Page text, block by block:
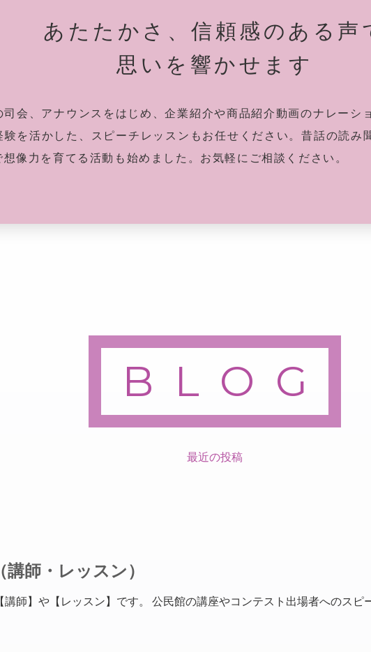
あたたかさ、信頼感のある声
思いを響かせます
司会、アナウンスをはじめ、企業紹介や商品紹介動画のナレーシ
験を活かした、スピーチレッスンもお任せください。昔話の読み
像力を育てる活動も始めました。お気軽にご相談ください。
BLOG
最近の投稿
師・レッスン）
師】や【レッスン】です。 公民館の講座やコンテスト出場者へのスピ